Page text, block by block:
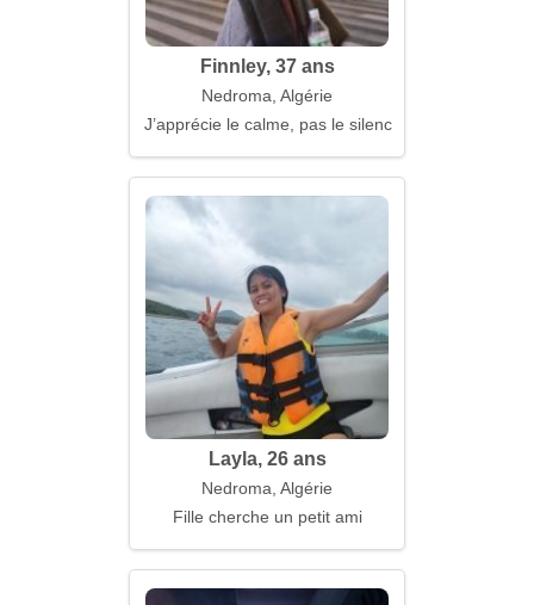
Finnley, 37 ans
Nedroma, Algérie
J’apprécie le calme, pas le silence
Layla, 26 ans
Nedroma, Algérie
Fille cherche un petit ami